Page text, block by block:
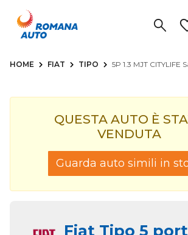
HOME FIAT TIPO 5P 1.3 MJT CITYLIFE
QUESTA AUTO È
VENDUTA
Guarda auto simili in
Fiat Tipo 5